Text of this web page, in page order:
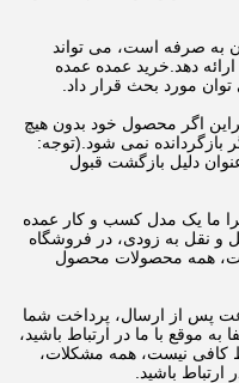
به صرفه است، می تواند
دهد.خرید عمده عمده
مورد بحث قرار داد.
اگر محصول خود بدون هیچ
نمی شود.(توجه:
دلیل بازگشت قبول
ما یک مدل کسب و کار عمده
و نقل به زودی، در فروشگاه
همه محصولات محصول
همه ما ظرف 24 تا 48 ساعت پس از ارسال، پرداخت شما
موقع با ما در ارتباط باشید،
کافی نیست، همه مشکلات،
باشید.